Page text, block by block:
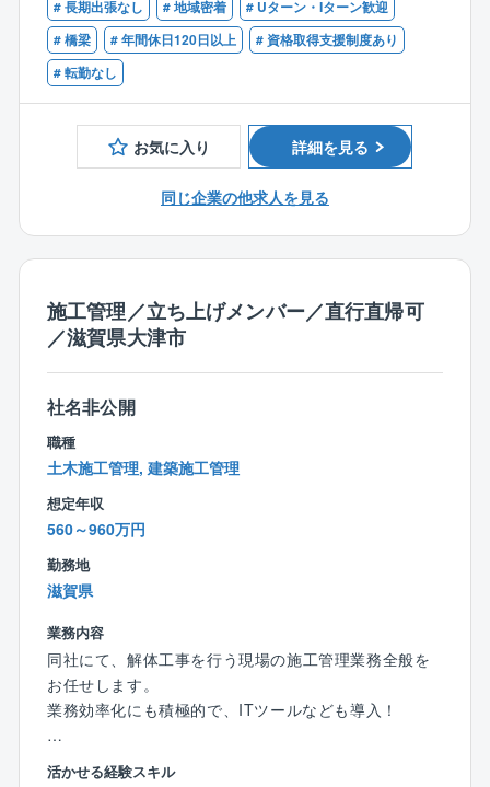
土木設計に不可欠な基礎情報である地盤調査、ADCP
（超音波ドップラー多層流向流速計）による湖流観測
など、設計・開発に関連するさまざまな調査に対応し
・ボーリング・地盤調査・解析
・河川流量観測、湖流観測・解析
・地下水位観測・解析
少子高齢化社会の中で働く女性を支援する男女共同参
画計画、循環型社会づくりを目的とした地域計画な
ど、さまざまな計画の検討・策定について行政をサポ
ートしています。
・男女共同参画計画
・市町環境基本計画
・一般廃棄物処理基本計画
・災害廃棄物処理地域計画
【具体的には】
■地域計画・都市計画・区画整理
地域の生活者の視点を大切にし、利便性や快適性を考
検討から、事業認可に係る調査計画・設計を行ってき
ました。これからも時代の変化をいち早くキャッチ
し、だれもが安心して豊かに暮らせるまちを提案しま
・地域計画・都市計画マスタープラン
■開発計画・設計・申請
京阪神のベッドタウンとして発展してきた滋賀県にお
いて、住宅から工業、商業、観光・スポーツ、福祉な
どさまざまな施設の計画や設計に携わってきました。
人々のライフスタイルや価値観が多様化する現代、調
査から計画、設計を行うと共に法規制に係る各種許認
可申請を含め、トータルでコンサルティングしていき
ます。
・商業施設開発事業
・住宅地開発事業
・工業・流通開発事業
・観光・レクリエーション開発事業
・許認可申請・各種法令関係協議
■建築計画・設計・申請
共の特殊建築物です。不特定多数の人たちが利用する
【歓迎】
■技術士補（建設部門）
# 長期出張なし
# 地域密着
# Uターン・Iターン歓迎
# 橋梁
# 年間休日120日以上
# 資格取得支援制度あり
# 転勤なし
お気に入り 詳細を見る
同じ企業の他求人を見る
施工管理／立ち上げメンバー／直行直帰可
／滋賀県大津市
社名非公開
職種
土木施工管理, 建築施工管理
想定年収
560～960万円
勤務地
滋賀県
業務内容
同社にて、解体工事を行う現場の施工管理業務全般を
お任せします。
業務効率化にも積極的で、ITツールなども導入！
＜具体的には＞
活かせる経験スキル